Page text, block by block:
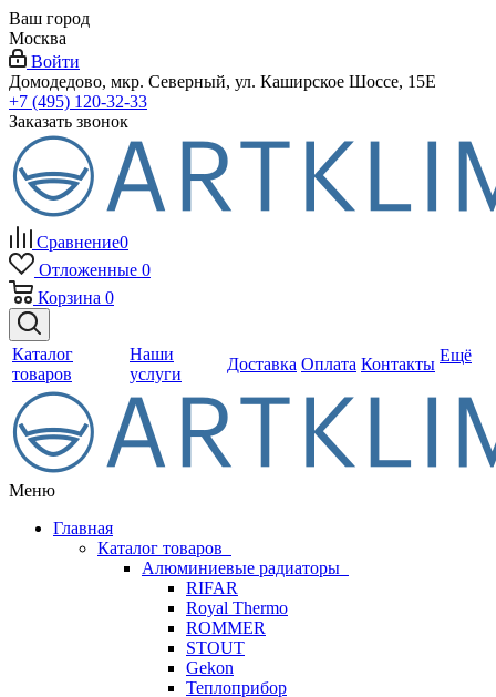
Ваш город
Москва
Войти
Домодедово, мкр. Северный, ул. Каширское Шоссе, 15Е
+7 (495) 120-32-33
Заказать звонок
Сравнение0
Отложенные 0
Корзина 0
Каталог
товаров
Наши
услуги
Доставка Оплата Контакты Ещё
Меню
Главная
Каталог товаров
Алюминиевые радиаторы
RIFAR
Royal Thermo
ROMMER
STOUT
Gekon
Теплоприбор